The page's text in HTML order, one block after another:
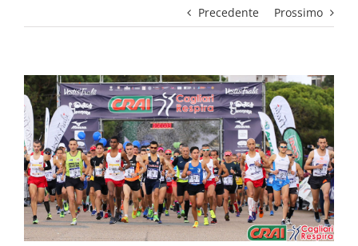
Precedente Prossimo
Ingrandisci
immagine